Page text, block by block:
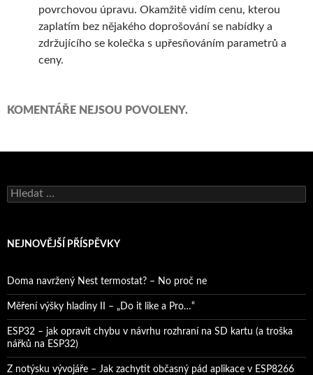
povrchovou úpravu. Okamžitě vidím cenu, kterou
zaplatím bez nějakého doprošování se nabídky a
zdržujícího se kolečka s upřesňováním parametrů a
ceny.
KOMENTÁŘE NEJSOU POVOLENY.
Vyhledávání
NEJNOVĚJŠÍ PŘÍSPĚVKY
Doma navržený Nest termostat? – No proč ne
Měření výšky hladiny II – „Do it like a Pro…“
ESP32 – jak opravit chybu v návrhu rozhraní na SD kartu (a troška
nářků na ESP32)
Z notýsku vývojáře – Jak zachytit občasný pád aplikace v ESP8266